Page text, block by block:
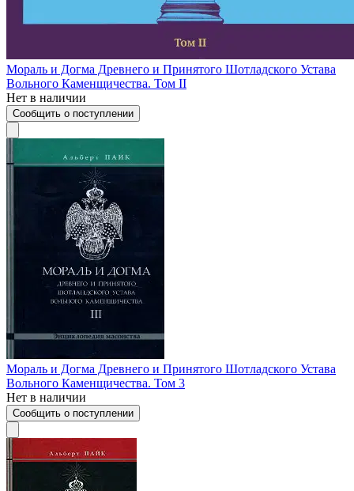
Мораль и Догма Древнего и Принятого Шотладского Устава
Вольного Каменщичества. Том II
Нет в наличии
Сообщить о поступлении
Мораль и Догма Древнего и Принятого Шотладского Устава
Вольного Каменщичества. Том 3
Нет в наличии
Сообщить о поступлении